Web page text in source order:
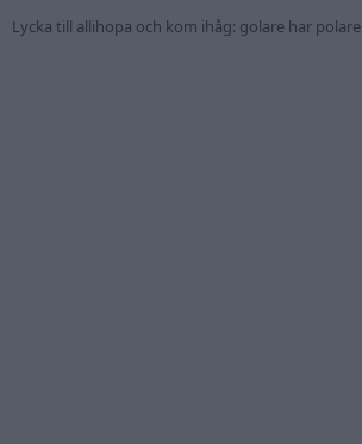
Lycka till allihopa och kom ihåg: golare har